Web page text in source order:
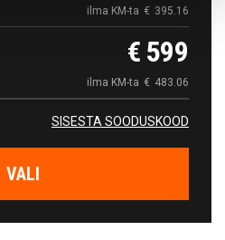
ilma KM-ta € 395.16
€ 599
ilma KM-ta € 483.06
SISESTA SOODUSKOOD
VALI